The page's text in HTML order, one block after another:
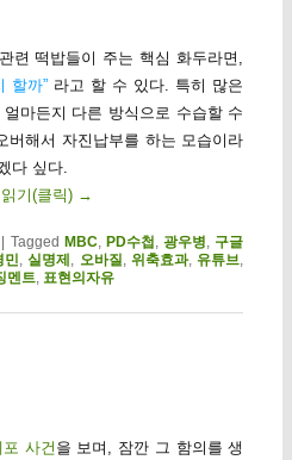
련 떡밥들이 주는 핵심 화두라면,
할까”라고 할 수 있다. 특히 많은
마든지 다른 방식으로 수습할 수
버해서 자진납부를 하는 모습이라
다 싶다.
기(클릭) →
Tagged MBC, PD수첩 ,광우병, 구글
민,실명제 , 오바질, 위축효과, 유튜브,
멘트, 표현의자유
사건 을 보며, 잠깐 그 함의를 생